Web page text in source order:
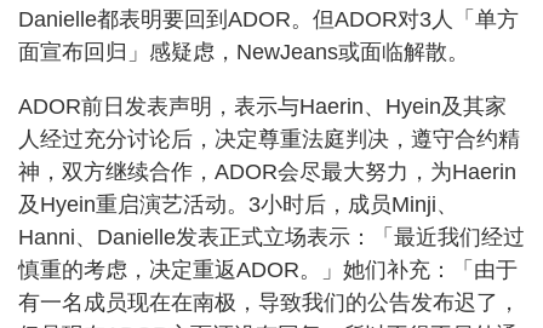
Danielle都表明要回到ADOR。但ADOR对3人「单方
面宣布回归」感疑虑，NewJeans或面临解散。
ADOR前日发表声明，表示与Haerin、Hyein及其家
人经过充分讨论后，决定尊重法庭判决，遵守合约精
神，双方继续合作，ADOR会尽最大努力，为Haerin
及Hyein重启演艺活动。3小时后，成员Minji、
Hanni、Danielle发表正式立场表示：「最近我们经过
慎重的考虑，决定重返ADOR。」她们补充：「由于
有一名成员现在在南极，导致我们的公告发布迟了，